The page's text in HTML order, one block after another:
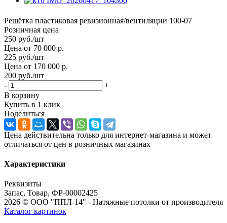
Решётка пластиковая ревизионная/вентиляции 100-07
Розничная цена
250 руб./шт
Цена от 70 000 р.
225 руб./шт
Цена от 170 000 р.
200 руб./шт
-
+
В корзину
Купить в 1 клик
Поделиться
Цена действительна только для интернет-магазина и может
отличаться от цен в розничных магазинах
Характеристики
Реквизиты
Запас, Товар, ФР-00002425
2026 © ООО "ППЛ-14" - Натяжные потолки от производителя
Каталог картинок